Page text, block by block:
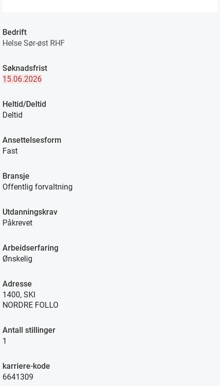
Bedrift
Helse Sør-øst RHF
Søknadsfrist
15.06.2026
Heltid/Deltid
Deltid
Ansettelsesform
Fast
Bransje
Offentlig forvaltning
Utdanningskrav
Påkrevet
Arbeidserfaring
Ønskelig
Adresse
1400, SKI
NORDRE FOLLO
Antall stillinger
1
karriere-kode
6641309